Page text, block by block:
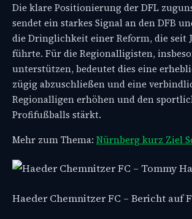
Die klare Positionierung der DFL
sendet ein starkes Signal an den DFB
die Dringlichkeit einer Reform, die
führte. Für die Regionalligisten,
unterstützen, bedeutet dies eine
zügig abzuschließen und eine
Regionalligen erhöhen und den
Profifußballs stärkt.
Mehr zum Thema: Nürnberg kurz Ziel
Haeder Chemnitzer FC – Bericht auf